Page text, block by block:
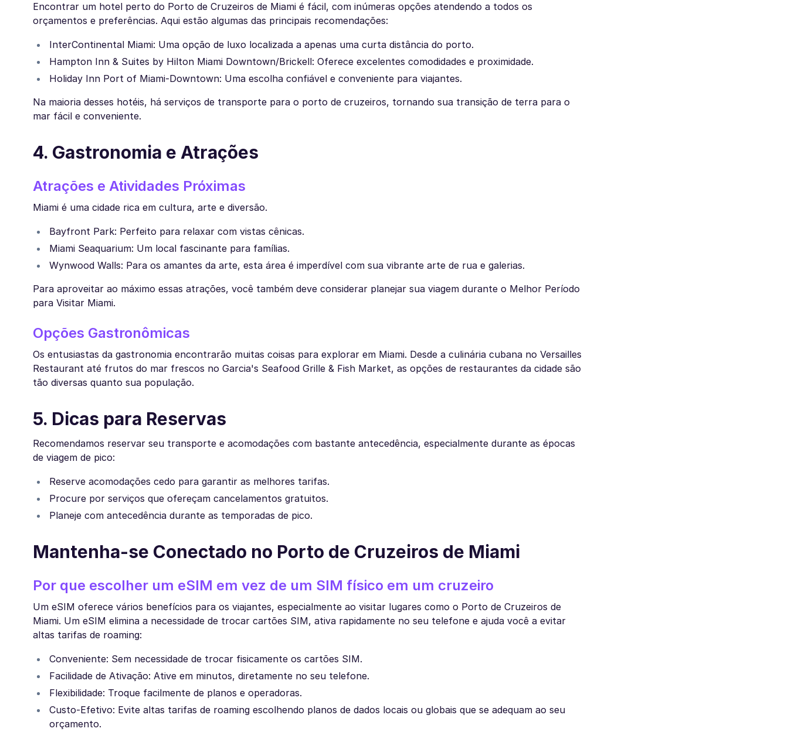
Encontrar um hotel perto do Porto de Cruzeiros de Miami é fácil, com inúmeras opções atendendo a todos os
orçamentos e preferências. Aqui estão algumas das principais recomendações:
InterContinental Miami: Uma opção de luxo localizada a apenas uma curta distância do porto.
Hampton Inn & Suites by Hilton Miami Downtown/Brickell: Oferece excelentes comodidades e proximidade.
Holiday Inn Port of Miami-Downtown: Uma escolha confiável e conveniente para viajantes.
Na maioria desses hotéis, há serviços de transporte para o porto de cruzeiros, tornando sua transição de terra para o
mar fácil e conveniente.
4. Gastronomia e Atrações
Atrações e Atividades Próximas
Miami é uma cidade rica em cultura, arte e diversão.
Bayfront Park: Perfeito para relaxar com vistas cênicas.
Miami Seaquarium: Um local fascinante para famílias.
Wynwood Walls: Para os amantes da arte, esta área é imperdível com sua vibrante arte de rua e galerias.
Para aproveitar ao máximo essas atrações, você também deve considerar planejar sua viagem durante o Melhor Período
para Visitar Miami.
Opções Gastronômicas
Os entusiastas da gastronomia encontrarão muitas coisas para explorar em Miami. Desde a culinária cubana no Versailles
Restaurant até frutos do mar frescos no Garcia's Seafood Grille & Fish Market, as opções de restaurantes da cidade são
tão diversas quanto sua população.
5. Dicas para Reservas
Recomendamos reservar seu transporte e acomodações com bastante antecedência, especialmente durante as épocas
de viagem de pico:
Reserve acomodações cedo para garantir as melhores tarifas.
Procure por serviços que ofereçam cancelamentos gratuitos.
Planeje com antecedência durante as temporadas de pico.
Mantenha-se Conectado no Porto de Cruzeiros de Miami
Por que escolher um eSIM em vez de um SIM físico em um cruzeiro
Um eSIM oferece vários benefícios para os viajantes, especialmente ao visitar lugares como o Porto de Cruzeiros de
Miami. Um eSIM elimina a necessidade de trocar cartões SIM, ativa rapidamente no seu telefone e ajuda você a evitar
altas tarifas de roaming:
Conveniente: Sem necessidade de trocar fisicamente os cartões SIM.
Facilidade de Ativação: Ative em minutos, diretamente no seu telefone.
Flexibilidade: Troque facilmente de planos e operadoras.
Custo-Efetivo: Evite altas tarifas de roaming escolhendo planos de dados locais ou globais que se adequam ao seu
orçamento.